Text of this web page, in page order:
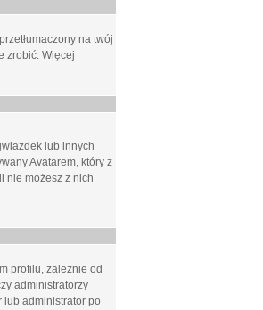
na twój
zrobić. Więcej
lub innych
Avatarem, który z
nie możesz z nich
profilu, zależnie od
administratorzy
lub administrator po